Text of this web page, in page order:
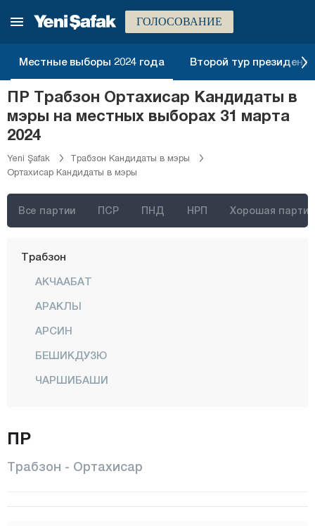
ГОЛОСОВАНИЕ
Местные выборы 2024 года Второй тур
ПР Трабзон Ортахисар Кандидаты в
мэры на местных выборах 31 марта
2024
Yeni Şafak
Трабзон Кандидаты в мэры
Ортахисар Кандидаты в мэры
Все партии ПСР ПНД НРП Хорошая партия
Сакарья
Шанлыурфа
Сиирт
Синоп
Шырнак
Сивас
Токат
Трабзон
АКЧААБАТ
АРАКЛЫ
АРСИН
БЕШИКДУЗЮ
ЧАРШИБАШИ
ПР
Трабзон - Ортахисар